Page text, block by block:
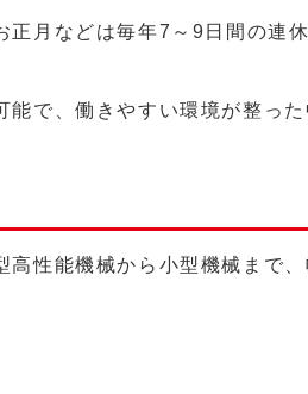
正月などは毎年7～9日間の連
で、働きやすい環境が整った
高性能機械から小型機械まで